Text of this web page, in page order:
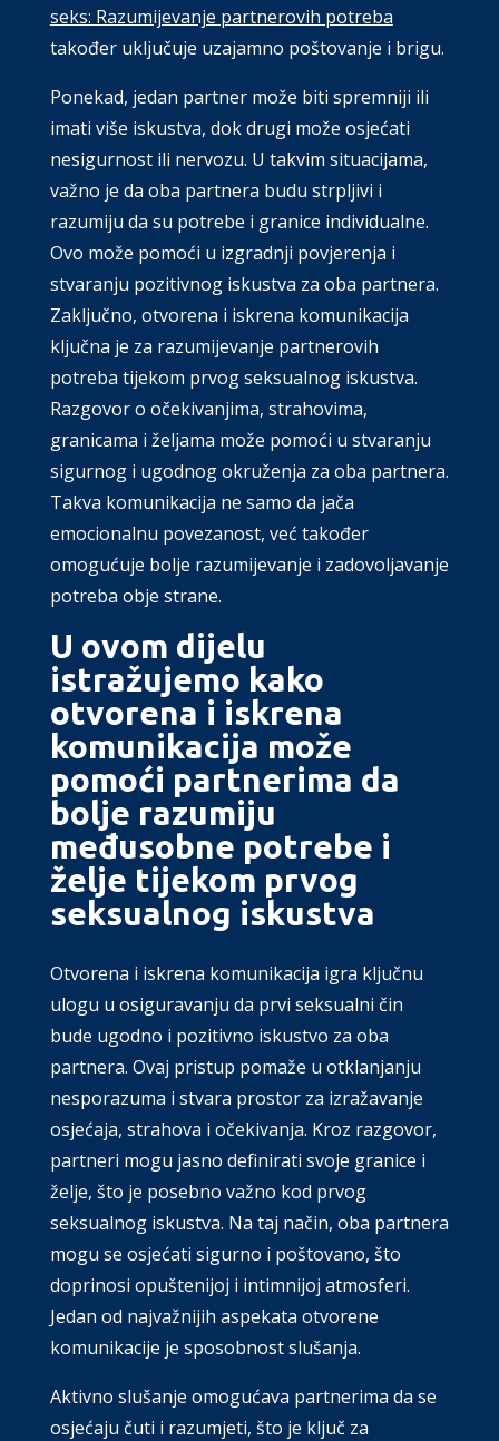
seks: Razumijevanje partnerovih potreba
također uključuje uzajamno poštovanje i brigu.
Ponekad, jedan partner može biti spremniji ili
imati više iskustva, dok drugi može osjećati
nesigurnost ili nervozu. U takvim situacijama,
važno je da oba partnera budu strpljivi i
razumiju da su potrebe i granice individualne.
Ovo može pomoći u izgradnji povjerenja i
stvaranju pozitivnog iskustva za oba partnera.
Zaključno, otvorena i iskrena komunikacija
ključna je za razumijevanje partnerovih
potreba tijekom prvog seksualnog iskustva.
Razgovor o očekivanjima, strahovima,
granicama i željama može pomoći u stvaranju
sigurnog i ugodnog okruženja za oba partnera.
Takva komunikacija ne samo da jača
emocionalnu povezanost, već također
omogućuje bolje razumijevanje i zadovoljavanje
potreba obje strane.
U ovom dijelu
istražujemo kako
otvorena i iskrena
komunikacija može
pomoći partnerima da
bolje razumiju
međusobne potrebe i
želje tijekom prvog
seksualnog iskustva
Otvorena i iskrena komunikacija igra ključnu
ulogu u osiguravanju da prvi seksualni čin
bude ugodno i pozitivno iskustvo za oba
partnera. Ovaj pristup pomaže u otklanjanju
nesporazuma i stvara prostor za izražavanje
osjećaja, strahova i očekivanja. Kroz razgovor,
partneri mogu jasno definirati svoje granice i
želje, što je posebno važno kod prvog
seksualnog iskustva. Na taj način, oba partnera
mogu se osjećati sigurno i poštovano, što
doprinosi opuštenijoj i intimnijoj atmosferi.
Jedan od najvažnijih aspekata otvorene
komunikacije je sposobnost slušanja.
Aktivno slušanje omogućava partnerima da se
osjećaju čuti i razumjeti, što je ključ za